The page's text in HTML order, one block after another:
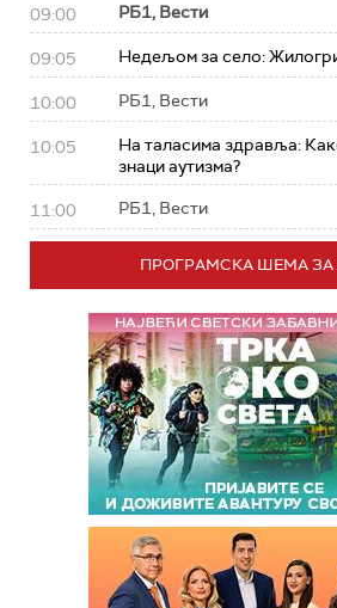
09:00 РБ1, Вести
09:05 Недељом за село:
10:00 РБ1, Вести
10:05
На таласима здравља:
знаци аутизма?
11:00 РБ1, Вести
ПРОГРАМСКА ШЕМА ЗА